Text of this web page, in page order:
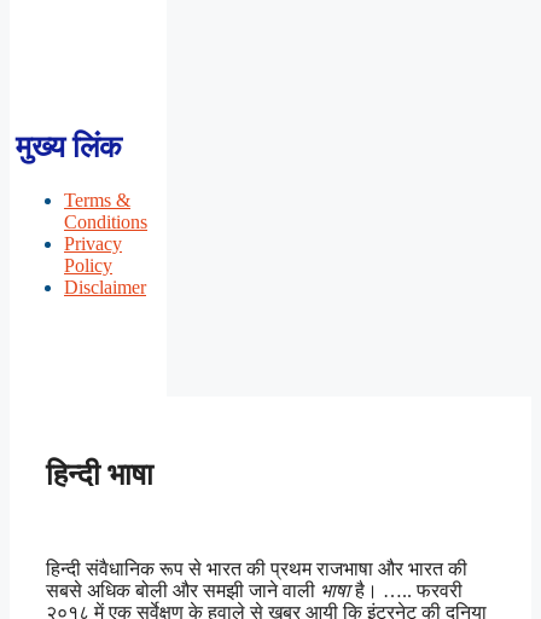
मुख्य लिंक
Terms &
Conditions
Privacy
Policy
Disclaimer
हिन्दी भाषा
हिन्दी संवैधानिक रूप से भारत की प्रथम राजभाषा और भारत की
सबसे अधिक बोली और समझी जाने वाली भाषाहै। ….. फरवरी
२०१८ में एक सर्वेक्षण के हवाले से खबर आयी कि इंटरनेट की दुनिया